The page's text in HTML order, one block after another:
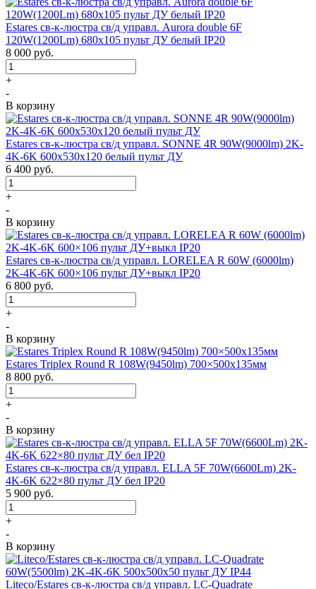
Estares св-к-люстра св/д управл. Aurora double 6F
120W(1200Lm) 680х105 пульт ДУ белый IP20
8 000 руб.
+
-
В корзину
Estares св-к-люстра св/д управл. SONNE 4R 90W(9000lm) 2K-
4K-6K 600x530x120 белый пульт ДУ
6 400 руб.
+
-
В корзину
Estares св-к-люстра св/д управл. LORELEA R 60W (6000lm)
2K-4K-6K 600×106 пульт ДУ+выкл IP20
6 800 руб.
+
-
В корзину
Estares Triplex Round R 108W(9450lm) 700×500х135мм
8 800 руб.
+
-
В корзину
Estares св-к-люстра св/д управл. ELLA 5F 70W(6600Lm) 2K-
4K-6K 622×80 пульт ДУ бел IP20
5 900 руб.
+
-
В корзину
Liteco/Estares св-к-люстра св/д управл. LC-Quadrate